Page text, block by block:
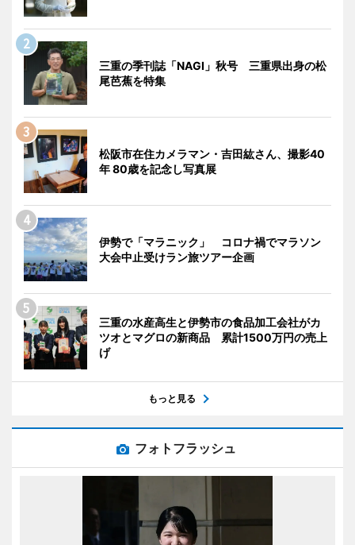
三重の季刊誌「NAGI」秋号 三重県出身の松
尾芭蕉を特集
松阪市在住カメラマン・吉田紘さん、撮影40
年 80歳を記念し写真展
伊勢で「マラニック」 コロナ禍でマラソン
大会中止受けラン旅ツアー企画
三重の水産高生と伊勢市の食品加工会社がカ
ツオとマグロの新商品 累計1500万円の売上
げ
もっと見る
フォトフラッシュ